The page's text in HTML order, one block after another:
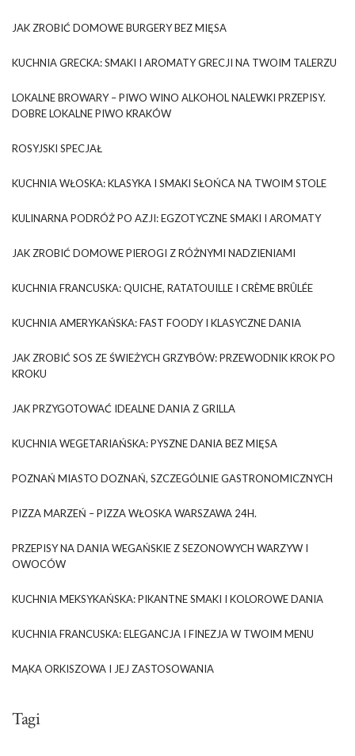
JAK ZROBIĆ DOMOWE BURGERY BEZ MIĘSA
KUCHNIA GRECKA: SMAKI I AROMATY GRECJI NA TWOIM TALERZU
LOKALNE BROWARY – PIWO WINO ALKOHOL NALEWKI PRZEPISY.
DOBRE LOKALNE PIWO KRAKÓW
ROSYJSKI SPECJAŁ
KUCHNIA WŁOSKA: KLASYKA I SMAKI SŁOŃCA NA TWOIM STOLE
KULINARNA PODRÓŻ PO AZJI: EGZOTYCZNE SMAKI I AROMATY
JAK ZROBIĆ DOMOWE PIEROGI Z RÓŻNYMI NADZIENIAMI
KUCHNIA FRANCUSKA: QUICHE, RATATOUILLE I CRÈME BRÛLÉE
KUCHNIA AMERYKAŃSKA: FAST FOODY I KLASYCZNE DANIA
JAK ZROBIĆ SOS ZE ŚWIEŻYCH GRZYBÓW: PRZEWODNIK KROK PO
KROKU
JAK PRZYGOTOWAĆ IDEALNE DANIA Z GRILLA
KUCHNIA WEGETARIAŃSKA: PYSZNE DANIA BEZ MIĘSA
POZNAŃ MIASTO DOZNAŃ, SZCZEGÓLNIE GASTRONOMICZNYCH
PIZZA MARZEŃ – PIZZA WŁOSKA WARSZAWA 24H.
PRZEPISY NA DANIA WEGAŃSKIE Z SEZONOWYCH WARZYW I
OWOCÓW
KUCHNIA MEKSYKAŃSKA: PIKANTNE SMAKI I KOLOROWE DANIA
KUCHNIA FRANCUSKA: ELEGANCJA I FINEZJA W TWOIM MENU
MĄKA ORKISZOWA I JEJ ZASTOSOWANIA
Tagi